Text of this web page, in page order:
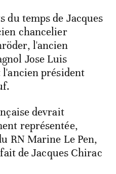
du temps de Jacques
chancelier
l'ancien
Jose Luis
l'ancien président
devrait
représentée,
RN Marine Le Pen,
de Jacques Chirac